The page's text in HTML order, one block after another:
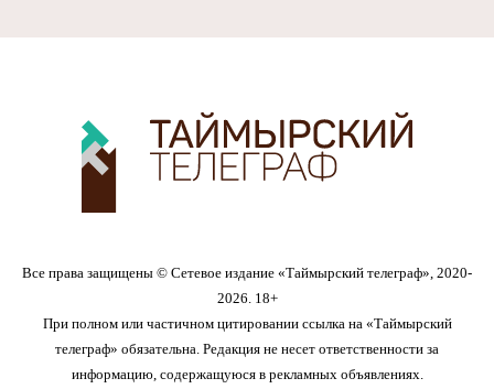
Все права защищены © Сетевое издание «Таймырский телеграф», 2020-
2026. 18+
При полном или частичном цитировании ссылка на «Таймырский
телеграф» обязательна. Редакция не несет ответственности за
информацию, содержащуюся в рекламных объявлениях.